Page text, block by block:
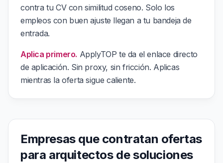
contra tu CV con similitud coseno. Solo los
empleos con buen ajuste llegan a tu bandeja de
entrada.
Aplica primero. ApplyTOP te da el enlace directo
de aplicación. Sin proxy, sin fricción. Aplicas
mientras la oferta sigue caliente.
Empresas que contratan ofertas
para arquitectos de soluciones